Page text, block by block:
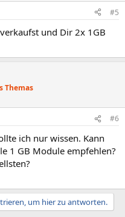
#5
und Dir 2x 1GB
Themas
#6
ich nur wissen. Kann
1 GB Module empfehlen?
um hier zu antworten.